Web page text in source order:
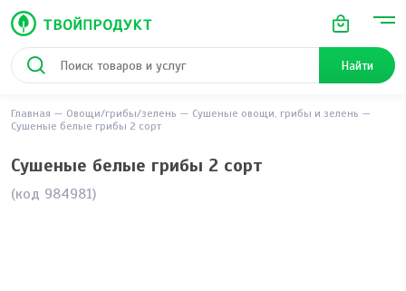
Найти
Главная Овощи/грибы/зелень
Сушеные овощи, грибы и зелень
Сушеные белые грибы 2 сорт
Сушеные белые грибы 2 сорт
(код 984981)